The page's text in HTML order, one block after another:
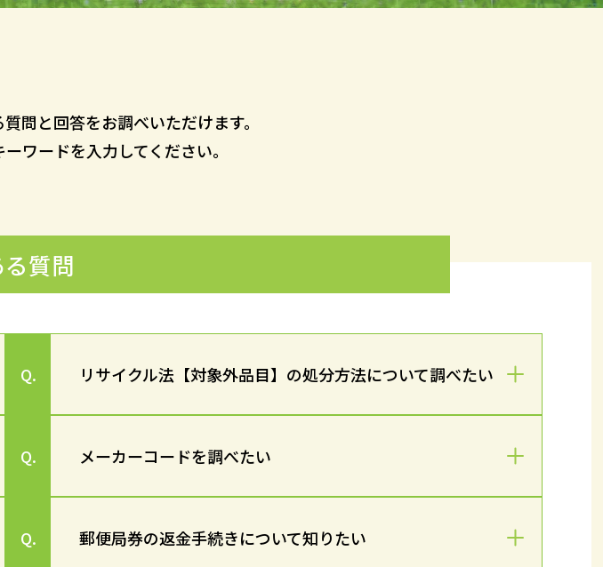
問と回答をお調べいただけます。
ワードを入力してください。
質問
Q. リサイクル法【対象外品目】の処分方法について調べたい
Q. メーカーコードを調べたい
Q. 郵便局券の返金手続きについて知りたい